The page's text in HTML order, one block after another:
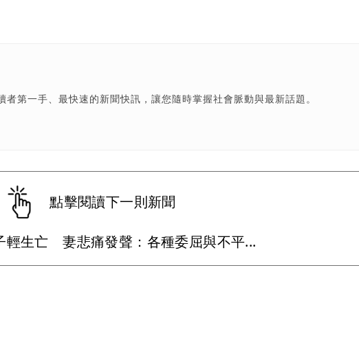
第一手、最快速的新聞快訊，讓您隨時掌握社會脈動與最新話題。
點擊閱讀下一則新聞
輕生亡 妻悲痛發聲：各種委屈與不平...